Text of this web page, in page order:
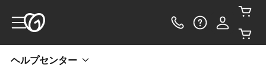
ヘルプセンター